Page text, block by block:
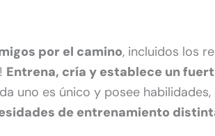
por el camino, incluidos los
Entrena, cría y establece un
uno es único y posee
de entrenamiento